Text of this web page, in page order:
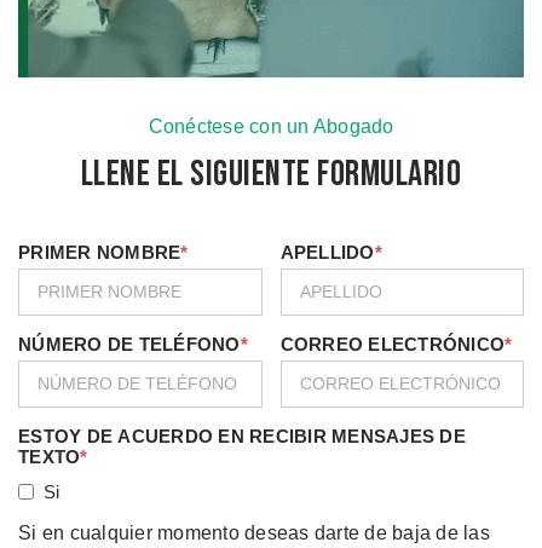
Conéctese con un Abogado
Llene el Siguiente Formulario
PRIMER NOMBRE* APELLIDO*
NÚMERO DE TELÉFONO* CORREO ELECTRÓNICO*
ESTOY DE ACUERDO EN RECIBIR MENSAJES DE
TEXTO*
Si
Si en cualquier momento deseas darte de baja de las